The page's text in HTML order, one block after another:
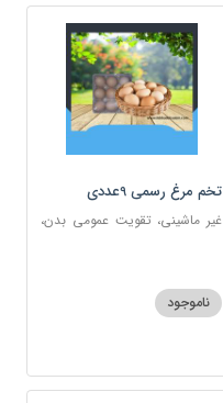
تخم مرغ رسمی 9عددی
غیر ماشینی، تقویت عمومی بدن،
ناموجود